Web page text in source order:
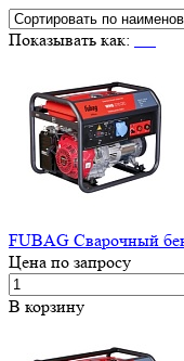
Показывать как:
FUBAG Сварочный
Цена по запросу
В корзину